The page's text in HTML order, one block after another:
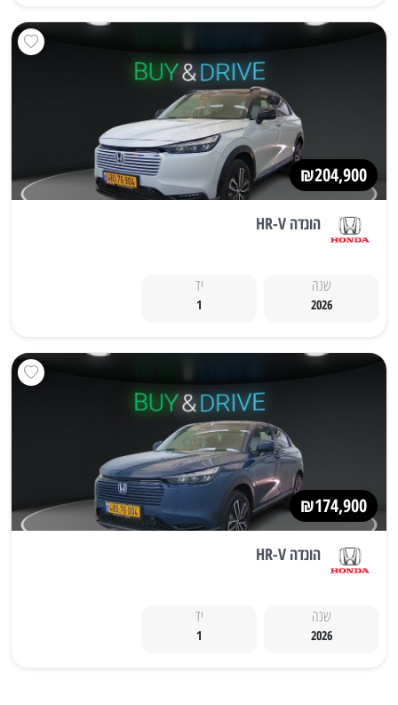
₪204,900
הונדה HR-V
שנה
2026
יד
1
₪174,900
הונדה HR-V
שנה
2026
יד
1